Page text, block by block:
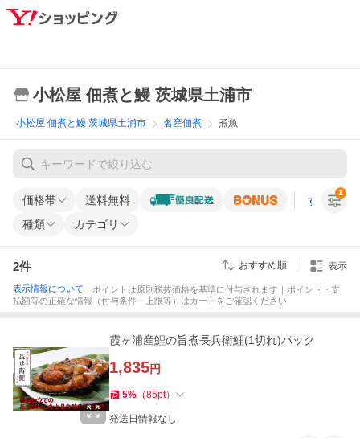
小松屋 佃煮と鰻 茨城県土浦市
小松屋 佃煮と鰻 茨城県土浦市 名産佃煮 煮魚
価格帯 送料無料 すべての条
種類 カテゴリ
1
2件 おすすめ順 表示
表示情報について ｜ポイントは原則税抜価格を基準に付与されます｜ポイント・支
払額等の正確な情報（付与条件・上限等）はカートをご確認ください
霞ヶ浦産鯉の旨煮長兵衛鯉(1切れ)パック
1,835円
5% （85pt）
発送日情報なし